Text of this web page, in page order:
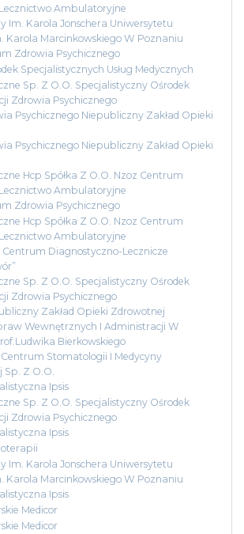
Ambulatoryjne
Im. Karola Jonschera Uniwersytetu
Karola Marcinkowskiego W Poznaniu
Zdrowia Psychicznego
Specjalistycznych Usług Medycznych
Sp. Z O.O. Specjalistyczny Ośrodek
Zdrowia Psychicznego
Psychicznego Niepubliczny Zakład Opieki
Psychicznego Niepubliczny Zakład Opieki
Hcp Spółka Z O.O. Nzoz Centrum
Ambulatoryjne
Zdrowia Psychicznego
Hcp Spółka Z O.O. Nzoz Centrum
Ambulatoryjne
Centrum Diagnostyczno-Lecznicze
Sp. Z O.O. Specjalistyczny Ośrodek
Zdrowia Psychicznego
Zakład Opieki Zdrowotnej
Wewnętrznych I Administracji W
Bierkowskiego
Stomatologii I Medycyny
Sp. Z O.O.
Ipsis
Sp. Z O.O. Specjalistyczny Ośrodek
Zdrowia Psychicznego
Ipsis
Im. Karola Jonschera Uniwersytetu
Karola Marcinkowskiego W Poznaniu
Ipsis
Medicor
Medicor